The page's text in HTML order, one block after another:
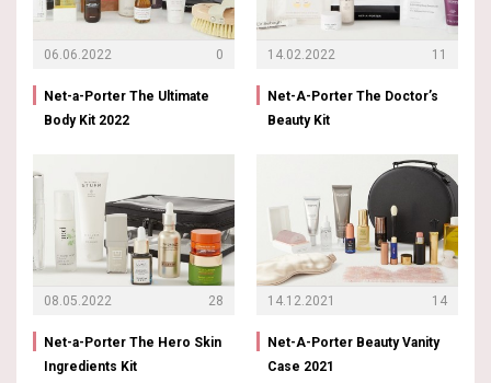
06.06.2022 0
Net-a-Porter The Ultimate
Body Kit 2022
08.05.2022 28
Net-a-Porter The Hero Skin
Ingredients Kit
14.02.2022 11
Net-A-Porter The Doctor’s
Beauty Kit
14.12.2021 14
Net-A-Porter Beauty Vanity
Case 2021